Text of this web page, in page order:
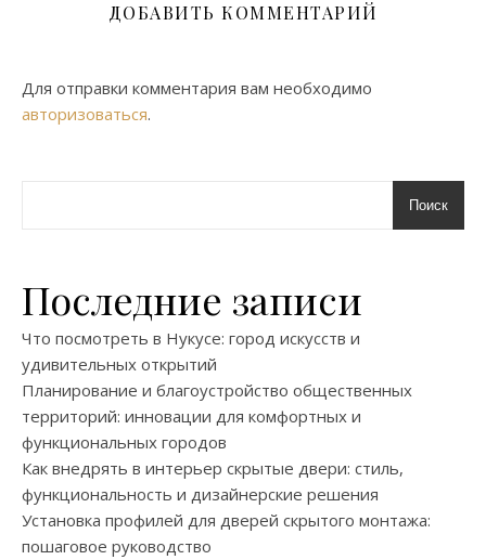
ДОБАВИТЬ КОММЕНТАРИЙ
Для отправки комментария вам необходимо
авторизоваться.
Поиск
Последние записи
Что посмотреть в Нукусе: город искусств и
удивительных открытий
Планирование и благоустройство общественных
территорий: инновации для комфортных и
функциональных городов
Как внедрять в интерьер скрытые двери: стиль,
функциональность и дизайнерские решения
Установка профилей для дверей скрытого монтажа:
пошаговое руководство